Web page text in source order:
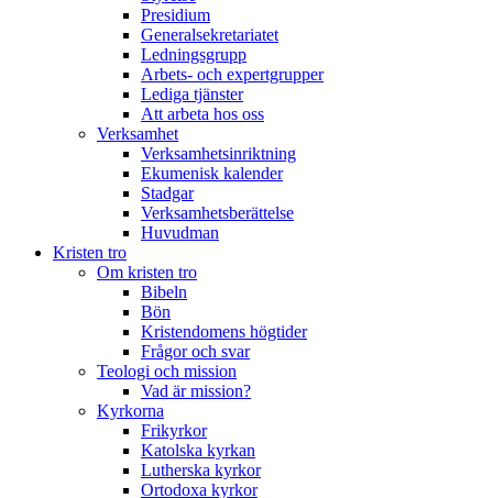
Presidium
Generalsekretariatet
Ledningsgrupp
Arbets- och expertgrupper
Lediga tjänster
Att arbeta hos oss
Verksamhet
Verksamhetsinriktning
Ekumenisk kalender
Stadgar
Verksamhetsberättelse
Huvudman
Kristen tro
Om kristen tro
Bibeln
Bön
Kristendomens högtider
Frågor och svar
Teologi och mission
Vad är mission?
Kyrkorna
Frikyrkor
Katolska kyrkan
Lutherska kyrkor
Ortodoxa kyrkor